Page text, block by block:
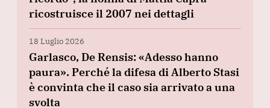
ricostruisce il 2007 nei dettagli
18 Luglio 2026
Garlasco, De Rensis: «Adesso hanno
paura». Perché la difesa di Alberto Stasi
è convinta che il caso sia arrivato a una
svolta